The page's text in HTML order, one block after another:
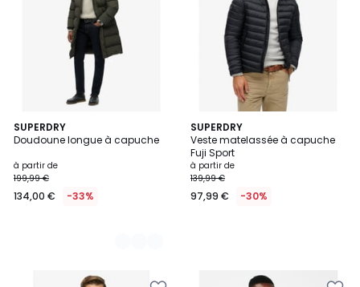
SUPERDRY
Doudoune longue à capuche
Prix
à
partir
à partir de
199,99 €
134,00 € -33%
2
Couleurs
SUPERDRY
Veste matelassée à capuche
Fuji Sport
à partir de
139,99 €
97,99 € -30%